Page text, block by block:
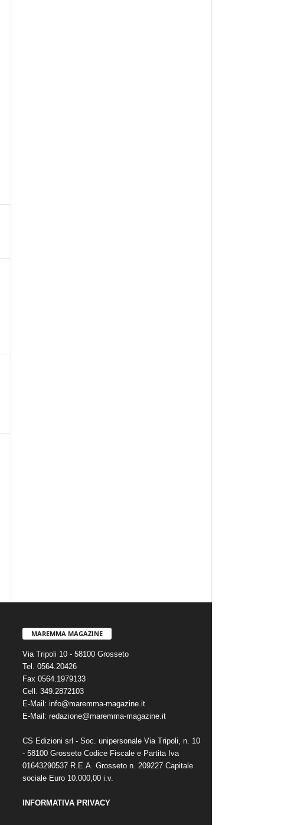
MAREMMA MAGAZINE
Via Tripoli 10 - 58100 Grosseto
Tel. 0564.20426
Fax 0564.1979133
Cell. 349.2872103
E-Mail: info@maremma-magazine.it
E-Mail: redazione@maremma-magazine.it
CS Edizioni srl - Soc. unipersonale Via Tripoli, n. 10
- 58100 Grosseto Codice Fiscale e Partita Iva
01643290537 R.E.A. Grosseto n. 209227 Capitale
sociale Euro 10.000,00 i.v.
INFORMATIVA PRIVACY